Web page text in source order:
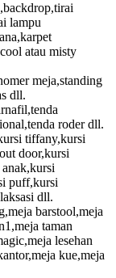
lampu
atau misty
meja,standing
dll.
roder dll.
tiffany,kursi
door,kursi
puff,kursi
dll.
barstool,meja
taman
lesehan
kue,meja